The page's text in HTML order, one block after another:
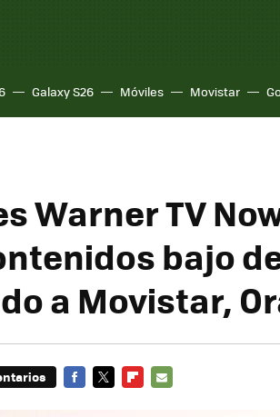
Galaxy S26 Móviles Movistar
Warner TV
bajo
a Movistar,